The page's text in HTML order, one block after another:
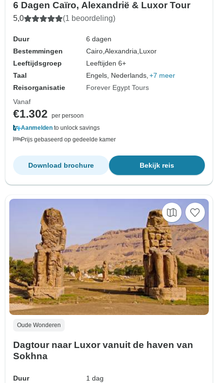
6 Dagen Caïro, Alexandrië & Luxor Tour
5,0 (1 beoordeling)
Duur
6 dagen
Bestemmingen
Cairo,Alexandria, Luxor
Leeftijdsgroep
Leeftijden 6+
Taal
Engels, Nederlands, +7 meer
Reisorganisatie
Forever Egypt Tours
Vanaf
€1.302
per persoon
Aanmelden to unlock savings
Prijs gebaseerd op gedeelde kamer
Bekijk reis
Download brochure
Oude Wonderen
Dagtour naar Luxor vanuit de haven van
Sokhna
Duur
1 dag